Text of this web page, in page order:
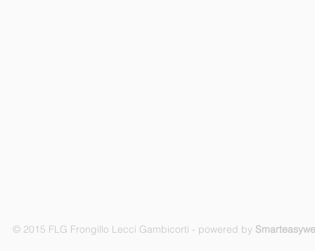
© 2015 FLG Frongillo Lecci Gambicorti - powered by